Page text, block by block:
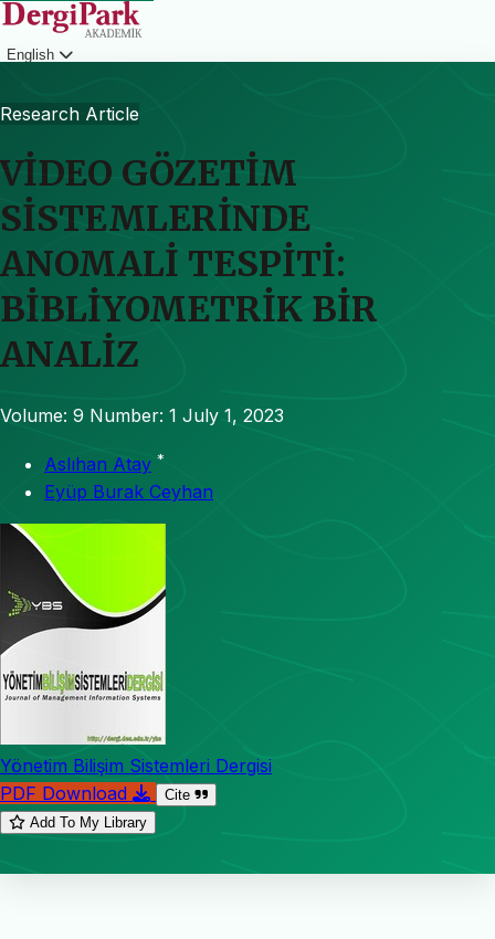
English
Research Article
VİDEO GÖZETİM
SİSTEMLERİNDE
ANOMALİ TESPİTİ:
BİBLİYOMETRİK BİR
ANALİZ
Volume: 9 Number: 1 July 1, 2023
Aslıhan Atay *
Eyüp Burak Ceyhan
Yönetim Bilişim Sistemleri Dergisi
PDF Download
Cite
Add To My Library